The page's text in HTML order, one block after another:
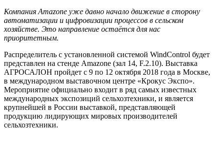
Компания Amazone уже давно начало движение в сторону
автоматизации и цифровизации процессов в сельском
хозяйстве. Это направление остаётся для нас
приоритетным.
Распределитель с установленной системой WindControl будет
представлен на стенде Amazone (зал 14, F.2.10). Выставка
АГРОСАЛОН пройдет с 9 по 12 октября 2018 года в Москве,
в международном выставочном центре «Крокус Экспо».
Мероприятие официально входит в ряд самых известных
международных экспозиций сельхозтехники, и является
крупнейшей в России выставкой, представляющей
продукцию лидирующих мировых производителей
сельхозтехники.